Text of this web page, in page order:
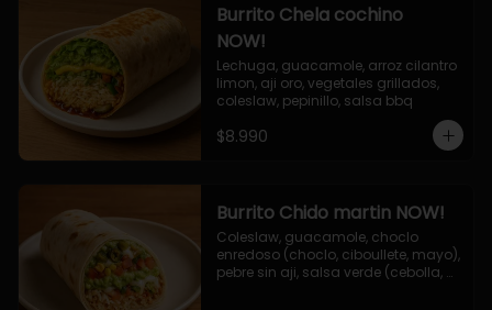
Burrito Chela cochino
NOW!
Lechuga, guacamole, arroz cilantro
limon, aji oro, vegetales grillados,
coleslaw, pepinillo, salsa bbq
$8.990
Burrito Chido martin NOW!
Coleslaw, guacamole, choclo
enredoso (choclo, ciboullete, mayo),
pebre sin aji, salsa verde (cebolla,